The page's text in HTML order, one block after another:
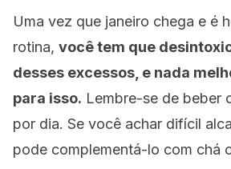
Uma vez que janeiro chega e é
rotina, você tem que
desses excessos, e nada
para isso. Lembre-se de beber
por dia. Se você achar difícil
pode complementá-lo com chá